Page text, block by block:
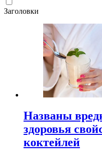
Заголовки
Названы
здоровья
коктейлей